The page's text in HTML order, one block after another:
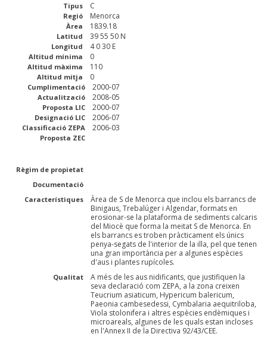
Tipus C
Regió Menorca
Àrea 1839.18
Latitud 39 55 50 N
Longitud 4 0 30 E
Altitud mínima 0
Altitud màxima 110
Altitud mitja 0
Cumplimentació 2000-07
Actualització 2008-05
Proposta LIC 2000-07
Designació LIC 2006-07
Classificació ZEPA 2006-03
Proposta ZEC
Règim de propietat
Documentació
Característiques
Àrea de S de Menorca que inclou els barrancs de
Binigaus, Trebalúger i Algendar, formats en
erosionar-se la plataforma de sediments calcaris
del Miocè que forma la meitat S de Menorca. En
els barrancs es troben pràcticament els únics
penya-segats de l'interior de la illa, pel que tenen
una gran importància per a algunes espècies
d'aus i plantes rupícoles.
Qualitat
A més de les aus nidificants, que justifiquen la
seva declaració com ZEPA, a la zona creixen
Teucrium asiaticum, Hypericum balericum,
Paeonia cambesedessi, Cymbalaria aequitriloba,
Viola stolonifera i altres espècies endèmiques i
microareals, algunes de les quals estan incloses
en l'Annex II de la Directiva 92/43/CEE.